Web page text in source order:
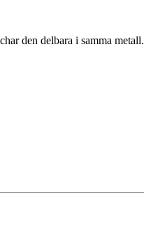
den delbara i samma metall.